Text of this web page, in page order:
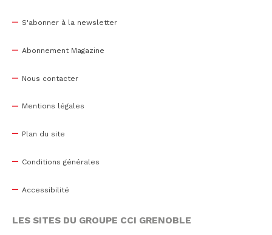
S'abonner à la newsletter
Abonnement Magazine
Nous contacter
Mentions légales
Plan du site
Conditions générales
Accessibilité
LES SITES DU GROUPE CCI GRENOBLE